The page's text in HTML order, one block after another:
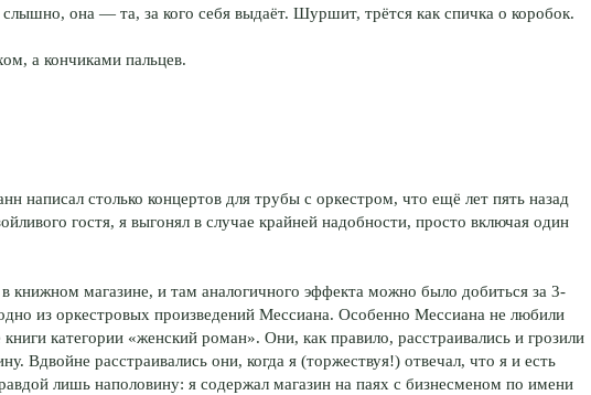
она — та, за кого себя выдаёт. Шуршит, трётся как спичка о коробок.
а кончиками пальцев.
написал столько концертов для трубы с оркестром, что ещё лет пять назад
гостя, я выгонял в случае крайней надобности, просто включая один
в книжном магазине, и там аналогичного эффекта можно было добиться за 3-
из оркестровых произведений Мессиана. Особенно Мессиана не любили
категории «женский роман». Они, как правило, расстраивались и грозили
Вдвойне расстраивались они, когда я (торжествуя!) отвечал, что я и есть
лишь наполовину: я содержал магазин на паях с бизнесменом по имени